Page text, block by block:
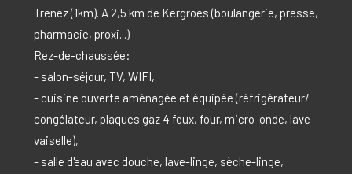
Trenez (1km). A 2,5 km de Kergroes (boulangerie, presse,
pharmacie, proxi...)
Rez-de-chaussée:
- salon-séjour, TV, WIFI,
- cuisine ouverte aménagée et équipée (réfrigérateur/
congélateur, plaques gaz 4 feux, four, micro-onde, lave-
vaiselle),
- salle d'eau avec douche, lave-linge, sèche-linge,